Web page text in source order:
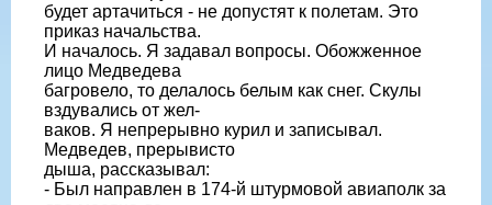
будет артачиться - не допустят к полетам. Это
приказ начальства.
И началось. Я задавал вопросы. Обожженное
лицо Медведева
багровело, то делалось белым как снег. Скулы
вздувались от жел-
ваков. Я непрерывно курил и записывал.
Медведев, прерывисто
дыша, рассказывал:
- Был направлен в 174-й штурмовой авиаполк за